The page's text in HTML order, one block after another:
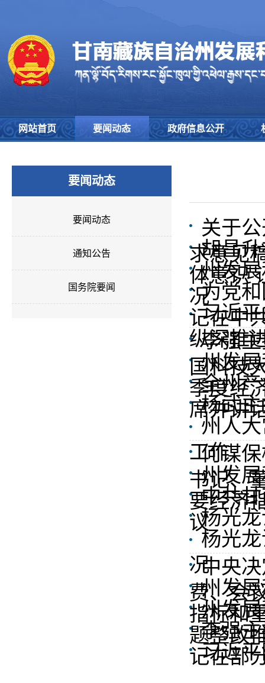
网站首页 要闻动态 政府信息公开
要闻动态
要闻动态
通知公告
国务院要闻
关于
求意见
胡昌
体意识
州发
况为党
记在中
习近
纵深推
李强
国科技
州发
季度经
全州
席并讲
杨武
州人
工作
何谋
书记、
州发
要经济
中共
议杨光
杨光
况中央
费、会
州发
指标和
州发
题整改
李强
记在部
习近